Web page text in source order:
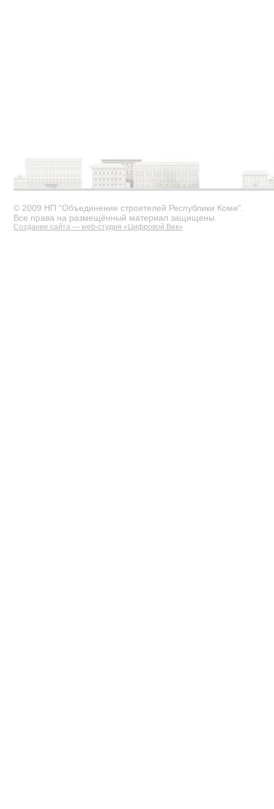
© 2009 НП “Объединение строителей Республики Коми”.
Все права на размещённый материал защищены.
Создание сайта — web-студия «Цифровой Век»